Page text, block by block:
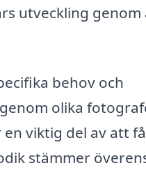
utveckling genom
behov och
olika
viktig del av att
stämmer